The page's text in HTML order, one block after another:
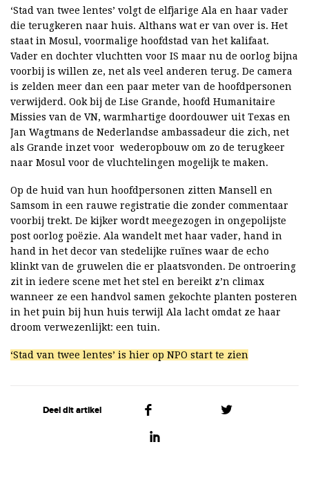
‘Stad van twee lentes’ volgt de elfjarige Ala en haar vader
die terugkeren naar huis. Althans wat er van over is. Het
staat in Mosul, voormalige hoofdstad van het kalifaat.
Vader en dochter vluchtten voor IS maar nu de oorlog bijna
voorbij is willen ze, net als veel anderen terug. De camera
is zelden meer dan een paar meter van de hoofdpersonen
verwijderd. Ook bij de Lise Grande, hoofd Humanitaire
Missies van de VN, warmhartige doordouwer uit Texas en
Jan Wagtmans de Nederlandse ambassadeur die zich, net
als Grande inzet voor wederopbouw om zo de terugkeer
naar Mosul voor de vluchtelingen mogelijk te maken.
Op de huid van hun hoofdpersonen zitten Mansell en
Samsom in een rauwe registratie die zonder commentaar
voorbij trekt. De kijker wordt meegezogen in ongepolijste
post oorlog poëzie. Ala wandelt met haar vader, hand in
hand in het decor van stedelijke ruïnes waar de echo
klinkt van de gruwelen die er plaatsvonden. De ontroering
zit in iedere scene met het stel en bereikt z’n climax
wanneer ze een handvol samen gekochte planten posteren
in het puin bij hun huis terwijl Ala lacht omdat ze haar
droom verwezenlijkt: een tuin.
‘Stad van twee lentes’ is hier op NPO start te zien
Deel dit artikel